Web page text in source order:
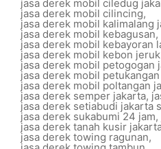
jasa derek mobil ciledug
jasa derek mobil cilincing,
jasa derek mobil kalimalang
jasa derek mobil kebagusan,
jasa derek mobil kebayoran
jasa derek mobil kebon
jasa derek mobil petogogan
jasa derek mobil
jasa derek mobil poltangan
jasa derek semper jakarta,
jasa derek setiabudi jakarta
jasa derek sukabumi 24 jam,
jasa derek tanah kusir
jasa derek towing ragunan,